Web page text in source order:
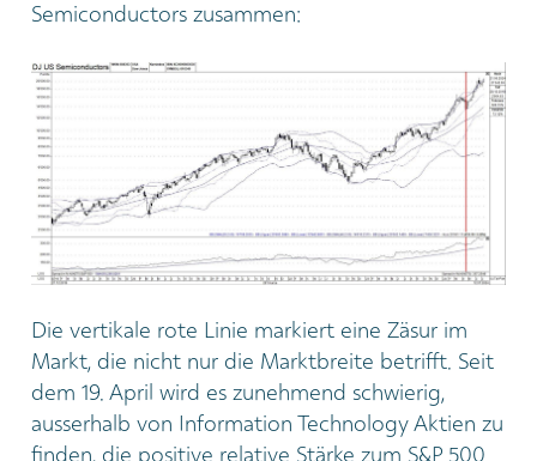
Semiconductors zusammen:
Die vertikale rote Linie markiert eine Zäsur im
Markt, die nicht nur die Marktbreite betrifft. Seit
dem 19. April wird es zunehmend schwierig,
ausserhalb von Information Technology Aktien zu